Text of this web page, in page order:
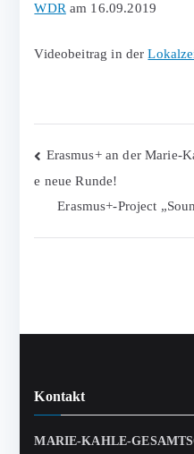
WDRam 16.09.2019
Videobeitrag in der
Erasmus+ an der Marie-
e neue Runde!
Erasmus+-Project
Kontakt
MARIE-KAHLE-